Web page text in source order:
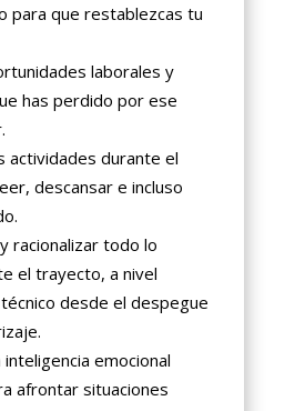
para que restablezcas tu
laborales y
has perdido por ese
actividades durante el
descansar e incluso
racionalizar todo lo
el trayecto, a nivel
desde el despegue
emocional
afrontar situaciones